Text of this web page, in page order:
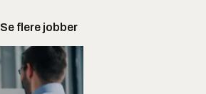
Se flere jobber